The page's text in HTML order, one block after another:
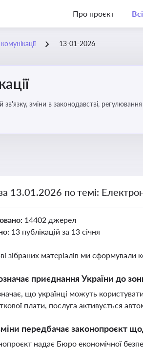
Про проєкт
13-01-2026
зміни в законодавстві,
13.01.2026 по темі:
14402 джерел
13 публікацій за 13 січня
зібраних матеріалів ми сформували
приєднання України до
що українці можуть
плати, послуга активується
передбачає законопроєкт
надає Бюро економічної